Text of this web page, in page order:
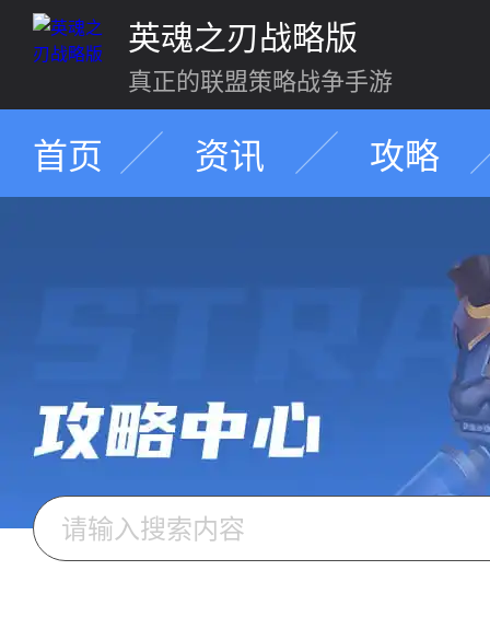
英魂之刃战略版
真正的联盟策略战争手游
首页 资讯 攻略